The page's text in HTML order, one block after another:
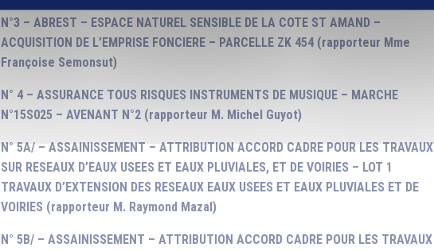
N°3 – ABREST – ESPACE NATUREL SENSIBLE DE LA COTE ST AMAND –
ACQUISITION DE L’EMPRISE FONCIERE – PARCELLE ZK 454 (rapporteur Mme
Françoise Semonsut)
N° 4 – ASSURANCE TOUS RISQUES INSTRUMENTS DE MUSIQUE – MARCHE
N°15S025 – AVENANT N°2 (rapporteur M. Michel Guyot)
N° 5A/ – ASSAINISSEMENT – ATTRIBUTION ACCORD CADRE POUR LES TRAVAUX
SUR RESEAUX D’EAUX USEES ET EAUX PLUVIALES, ET DE VOIRIES – LOT 1
TRAVAUX D’EXTENSION DES RESEAUX EAUX USEES ET EAUX PLUVIALES ET DE
VOIRIES (rapporteur M. Raymond Mazal)
N° 5B/ – ASSAINISSEMENT – ATTRIBUTION ACCORD CADRE POUR LES TRAVAUX